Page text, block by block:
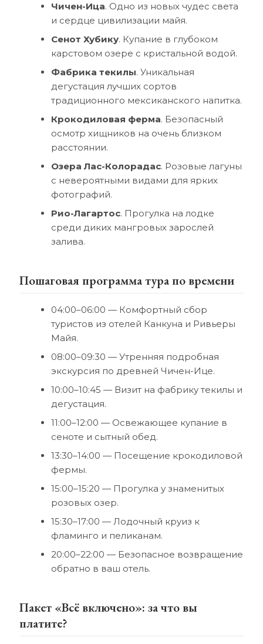
Чичен-Ица. Одно из новых чудес света
и сердце цивилизации майя.
Сенот Хубику. Купание в глубоком
карстовом озере с кристальной водой.
Фабрика текилы. Уникальная
дегустация лучших сортов
традиционного мексиканского напитка.
Крокодиловая ферма. Безопасный
осмотр хищников на очень близком
расстоянии.
Озера Лас-Колорадас. Розовые лагуны
с невероятными видами для ярких
фотографий.
Рио-Лагартос. Прогулка на лодке
среди диких мангровых зарослей
залива.
Пошаговая программа тура по времени
04:00–06:00 — Комфортный сбор
туристов из отелей Канкуна и Ривьеры
Майя.
08:00–09:30 — Утренняя подробная
экскурсия по древней Чичен-Ице.
10:00–10:45 — Визит на фабрику текилы и
дегустация.
11:00–12:00 — Освежающее купание в
сеноте и сытный обед.
13:30–14:00 — Посещение крокодиловой
фермы.
15:00–15:20 — Прогулка у знаменитых
розовых озер.
15:30–17:00 — Лодочный круиз к
фламинго и пеликанам.
20:00–22:00 — Безопасное возвращение
обратно в ваш отель.
Пакет «Всё включено»: за что вы
платите?